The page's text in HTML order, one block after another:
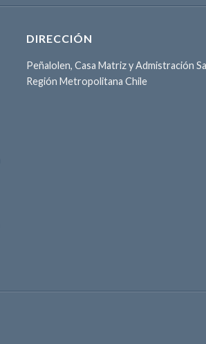
DIRECCIÓN
Peñalolen, Casa Matriz y Admistración
Región Metropolitana Chile